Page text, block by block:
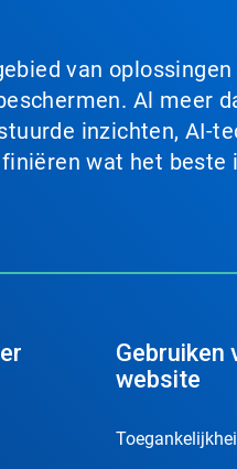
van
Al meer
inzichten, AI-
wat het
Gebruiken
website